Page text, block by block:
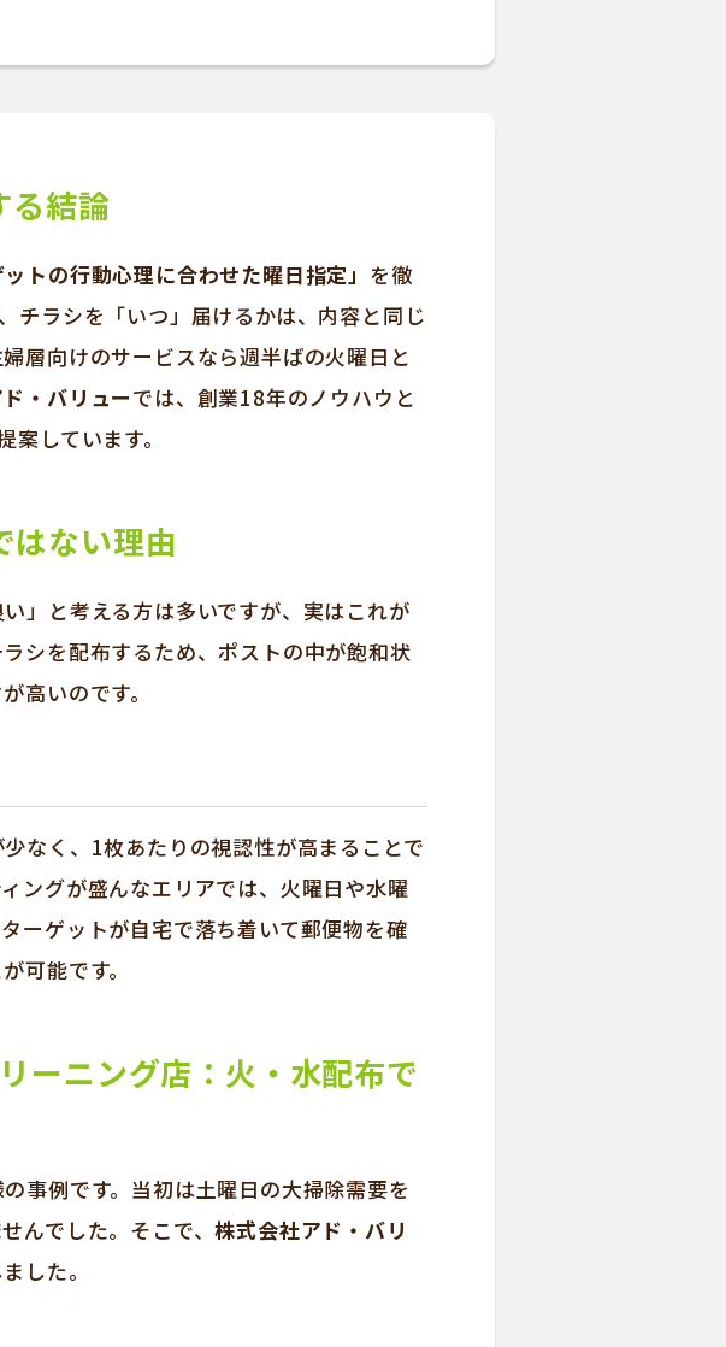
る結論
ットの行動心理に合わせた曜日指定」 を徹
チラシを「いつ」届けるかは、内容と同じ
層向けのサービスなら週半ばの火曜日と
・バリューでは、創業18年のノウハウと
しています。
はない理由
」と考える方は多いですが、実はこれが
シを配布するため、ポストの中が飽和状
高いのです。
なく、1枚あたりの視認性が高まることで
ングが盛んなエリアでは、火曜日や水曜
ーゲットが自宅で落ち着いて郵便物を確
可能です。
ーニング店：火・水配布で
事例です。当初は土曜日の大掃除需要を
んでした。そこで、株式会社アド・バリ
した。